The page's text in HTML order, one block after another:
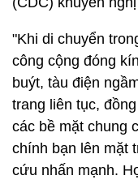
"Khi di chuyển
công cộng đóng
buýt, tàu điện
trang liên tục,
các bề mặt chung
chính bạn lên mặt
cứu nhấn mạnh.